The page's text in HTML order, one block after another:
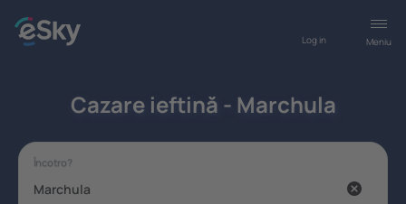
Meniu
Log in
Cazare ieftină - Marchula